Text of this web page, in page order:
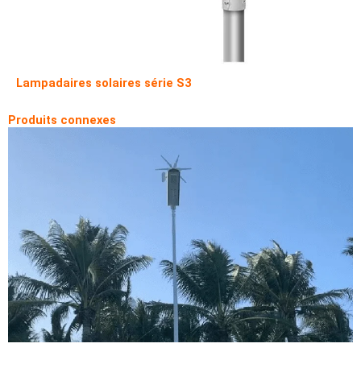
Lampadaires solaires série S3
Produits connexes